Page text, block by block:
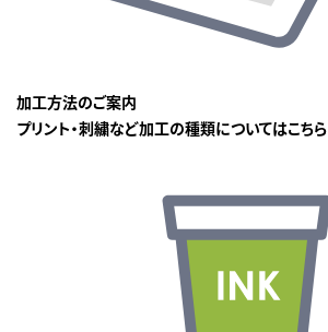
加工方法のご案内
プリント・刺繍など加工の種類についてはこちら